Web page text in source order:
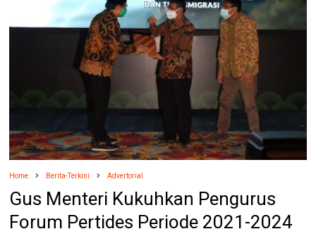
Home Berita-Terkini Advertorial
Gus Menteri Kukuhkan Pengurus
Forum Pertides Periode 2021-2024